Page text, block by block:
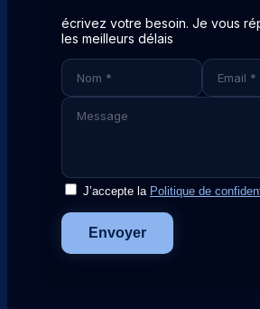
écrivez votre besoin. Je vous
les meilleurs délais
J’accepte la Politique de
Envoyer